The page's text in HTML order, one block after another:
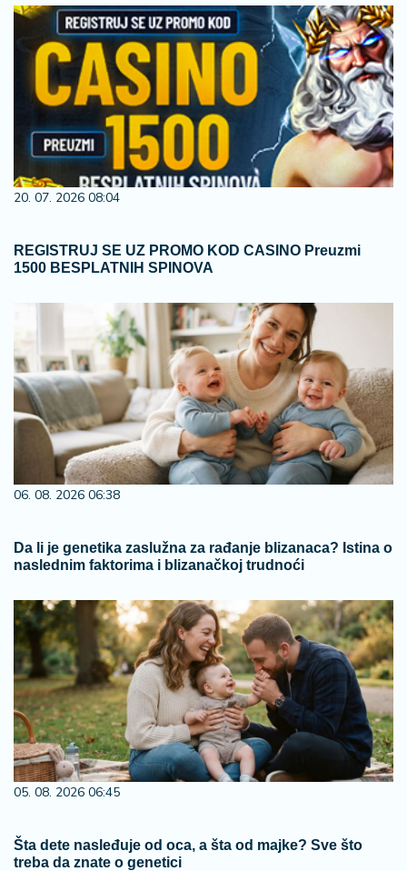
20. 07. 2026 08:04
REGISTRUJ SE UZ PROMO KOD CASINO Preuzmi
1500 BESPLATNIH SPINOVA
06. 08. 2026 06:38
Da li je genetika zaslužna za rađanje blizanaca? Istina o
naslednim faktorima i blizanačkoj trudnoći
05. 08. 2026 06:45
Šta dete nasleđuje od oca, a šta od majke? Sve što
treba da znate o genetici